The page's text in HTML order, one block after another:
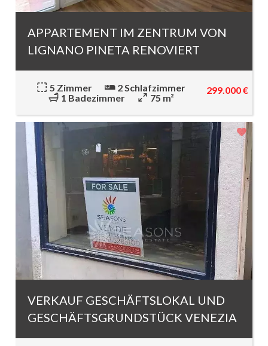
APPARTEMENT IM ZENTRUM VON
LIGNANO PINETA RENOVIERT
5 Zimmer
2 Schlafzimmer
1 Badezimmer
75 m²
299.000 €
VERKAUF GESCHÄFTSLOKAL UND
GESCHÄFTSGRUNDSTÜCK VENEZIA